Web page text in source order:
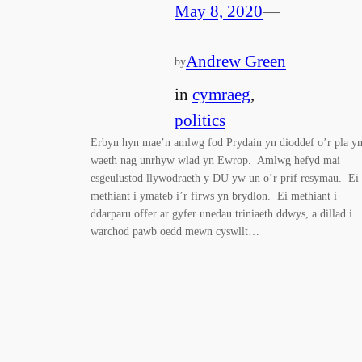
May 8, 2020—
byAndrew Green
in cymraeg
politics
Erbyn hyn mae’n amlwg fod Prydain yn dioddef o’r pla yn
waeth nag unrhyw wlad yn Ewrop. Amlwg hefyd mai
esgeulustod llywodraeth y DU yw un o’r prif resymau. Ei
methiant i ymateb i’r firws yn brydlon. Ei methiant i
ddarparu offer ar gyfer unedau triniaeth ddwys, a dillad i
warchod pawb oedd mewn cyswllt…